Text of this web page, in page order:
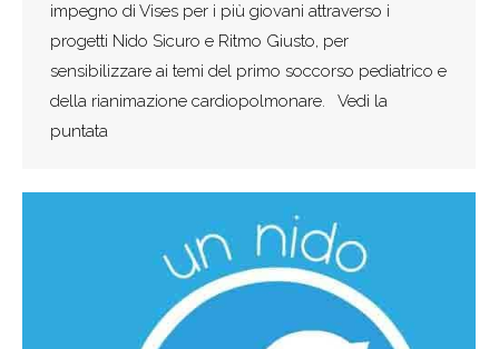
impegno di Vises per i più giovani attraverso i
progetti Nido Sicuro e Ritmo Giusto, per
sensibilizzare ai temi del primo soccorso pediatrico e
della rianimazione cardiopolmonare. Vedi la
puntata